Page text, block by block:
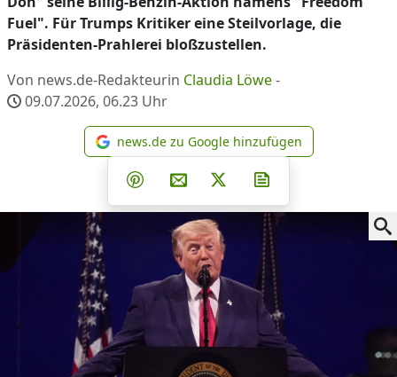
Fuel". Für Trumps Kritiker eine Steilvorlage, die
Präsidenten-Prahlerei bloßzustellen.
Von news.de-Redakteurin Claudia Löwe-
09.07.2026, 06.23 Uhr
news.de zu Google
news.de zu Google hinzufügen
Teilen auf Facebook
Teilen auf Whatsapp
Teilen auf Telegram
Teilen auf Pinterest
Per E-Mail teilen
Post auf X